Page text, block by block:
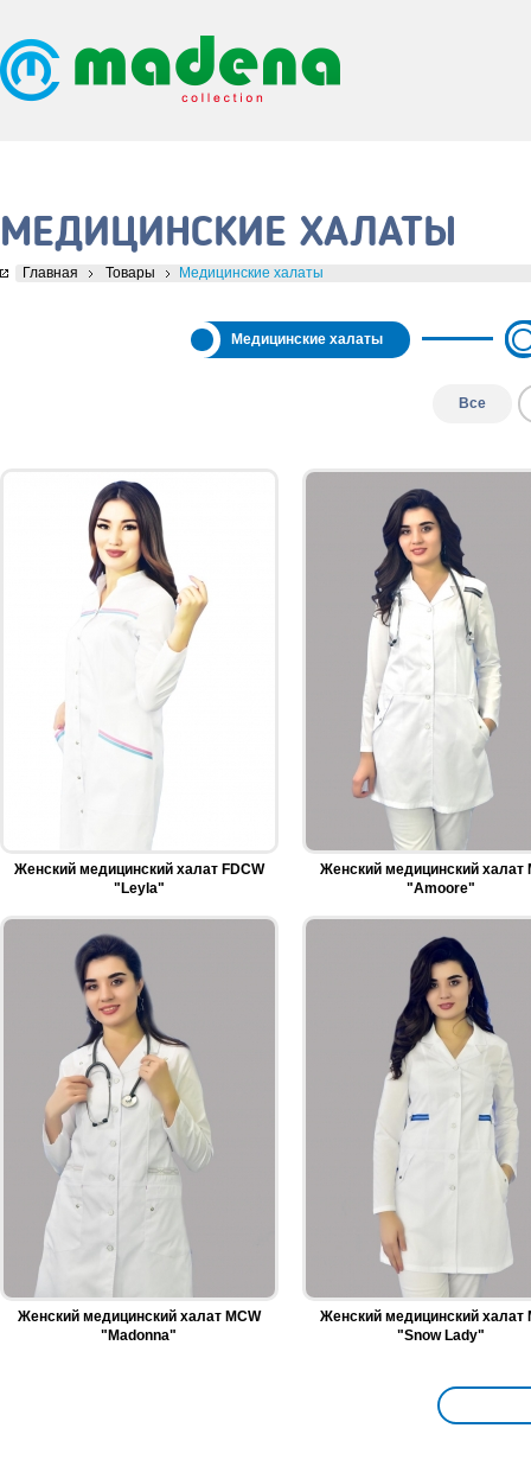
МЕДИЦИНСКИЕ ХАЛАТЫ
Главная Товары Медицинские халаты
Медицинские халаты
Все
Женский медицинский халат FDCW
"Leyla"
Женский медицинский халат
"Amoore"
Женский медицинский халат MCW
"Madonna"
Женский медицинский халат
"Snow Lady"